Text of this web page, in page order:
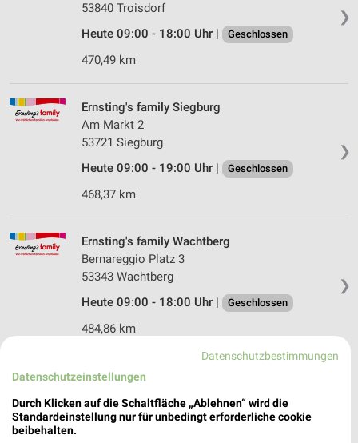
❯
53840 Troisdorf
Heute 09:00 - 18:00 Uhr |
Geschlossen
470,49 km
❯
Ernsting's family Siegburg
Am Markt 2
53721 Siegburg
Heute 09:00 - 19:00 Uhr |
Geschlossen
468,37 km
❯
Ernsting's family Wachtberg
Bernareggio Platz 3
53343 Wachtberg
Heute 09:00 - 18:00 Uhr |
Geschlossen
484,86 km
Ernsting's family Meckenheim
53340 Meckenheim
Datenschutzbestimmungen
Datenschutzeinstellungen
Durch Klicken auf die Schaltfläche „Ablehnen“ wird die
Standardeinstellung nur für unbedingt erforderliche cookie
beibehalten.